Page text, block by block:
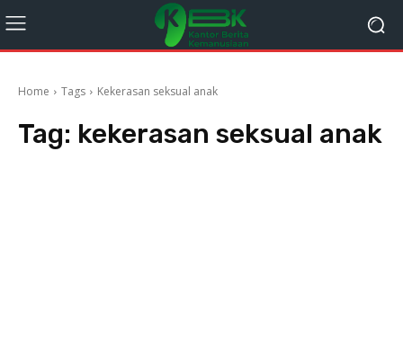
Home Tags Kekerasan seksual anak
Tag: kekerasan seksual anak